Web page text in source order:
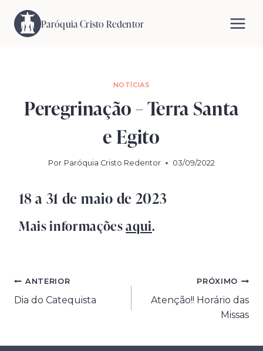
para
Paróquia Cristo Redentor
NOTÍCIAS
Peregrinação – Terra Santa
e Egito
Por Paróquia Cristo Redentor 03/09/2022
18 a 31 de maio de 2023
Mais informaçõesaqui.
Navegação
de
ANTERIOR
Dia do Catequista
PRÓXIMO
Atenção!! Horário das
Missas